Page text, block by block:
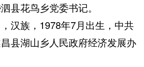
县花鸟乡党委书记。
族，1978年7月出生，中共
县湖山乡人民政府经济发展办